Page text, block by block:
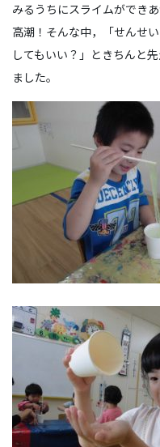
みるうちにスライムができ
高潮！そんな中，「せんせ
してもいい？」ときちんと
ました。